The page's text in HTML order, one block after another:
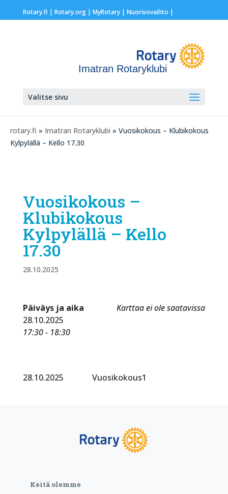
Rotary.fi | Rotary.org| MyRotary | Nuorisovaihto |
Imatran Rotaryklubi
Valitse sivu
rotary.fi » Imatran Rotaryklubi » Vuosikokous – Klubikokous
Kylpylällä – Kello 17.30
Vuosikokous –
Klubikokous
Kylpylällä – Kello
17.30
28.10.2025
Karttaa ei ole saatavissa
Päiväys ja aika
28.10.2025
17:30 - 18:30
28.10.2025 Vuosikokous1
Keitä olemme